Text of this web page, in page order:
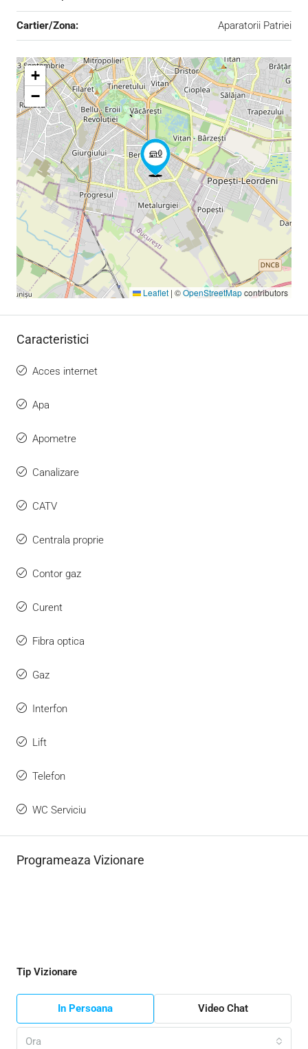
Cartier/Zona: Aparatorii Patriei
+
−
Leaflet | ©OpenStreetMapcontributors
Caracteristici
Acces internet
Apa
Apometre
Canalizare
CATV
Centrala proprie
Contor gaz
Curent
Fibra optica
Gaz
Interfon
Lift
Telefon
WC Serviciu
Programeaza Vizionare
Tip Vizionare
In Persoana Video Chat
Ora